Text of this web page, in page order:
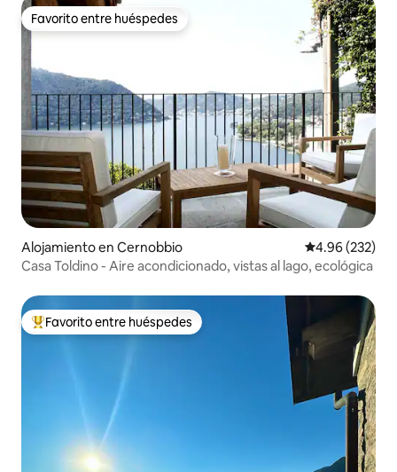
Favorito entre huéspedes
Favorito entre huéspedes
Alojamiento en Cernobbio Calificación
4.96 (232)
Casa Toldino - Aire acondicionado, vistas al lago, ecológica
Favorito entre huéspedes preferido
Favorito entre huéspedes